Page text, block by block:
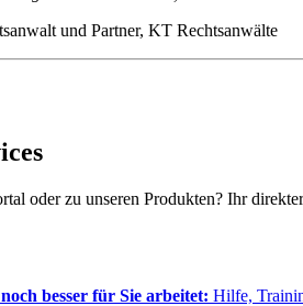
und Partner, KT Rechtsanwälte
oder zu unseren Produkten? Ihr
besser für Sie arbeitet: Hilfe,